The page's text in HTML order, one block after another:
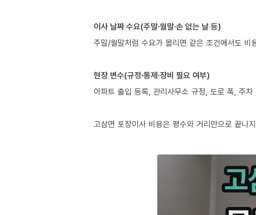
이사 날짜 수요(주말·월말·손 없는 날 등)
주말/월말처럼 수요가 몰리면 같은 조건에서도
현장 변수(규정·통제·장비 필요 여부)
아파트 출입 등록, 관리사무소 규정, 도로 폭, 주
고삼면 포장이사 비용은 평수와 거리만으로 끝나